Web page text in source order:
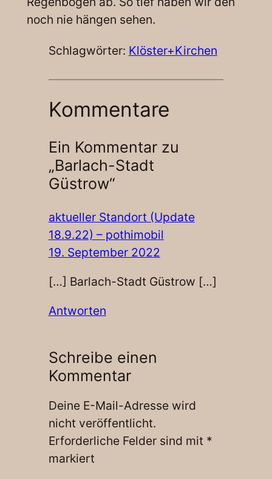
noch nie hängen sehen.
Schlagwörter: Klöster+Kirchen
Kommentare
Ein Kommentar zu
„Barlach-Stadt
Güstrow“
aktueller Standort (Update
18.9.22) – pothimobil
19. September 2022
[…] Barlach-Stadt Güstrow […]
Antworten
Schreibe einen
Kommentar
Deine E-Mail-Adresse wird
nicht veröffentlicht.
Erforderliche Felder sind mit *
markiert